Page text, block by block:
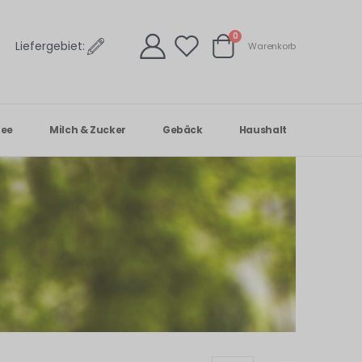
Liefergebiet: Warenkorb
0Artikel
Warenkorb
Milch & Zucker Gebäck Haushalt